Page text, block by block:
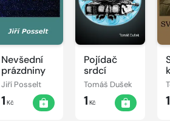
Nevšední
prázdniny
Jiří Posselt
1 Kč
Pojídač
srdcí
Tomáš Dušek
1 Kč